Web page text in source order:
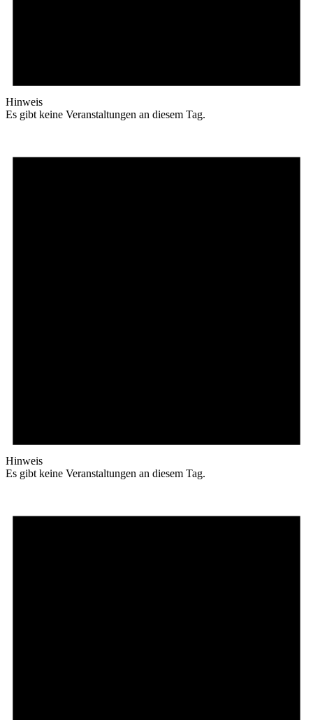
Hinweis
Es gibt keine Veranstaltungen an diesem Tag.
Hinweis
Es gibt keine Veranstaltungen an diesem Tag.